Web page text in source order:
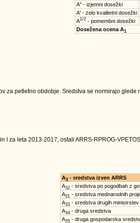
A'' - izjemni dosežki
A' - zelo kvalitetni dosežki
A1/2- pomembni dosežki
Dosežena ocena A1
za petletno obdobje. Sredstva se normirajo
I za leta 2013-2017, ostali ARRS-RPROG-
A3- sredstva izven ARRS
A32- sredstva po pogodbah z
A31 - sredstva mednarodnih
A33- sredstva drugih ministrstev
A34 - druga sredstva
A35- druga gospodarska